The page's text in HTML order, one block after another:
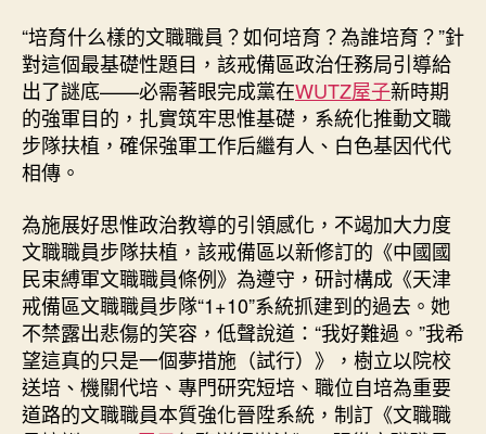
“培育什么樣的文職職員？如何培育？為誰培育？”針
對這個最基礎性題目，該戒備區政治任務局引導給
出了謎底——必需著眼完成黨在WUTZ屋子新時期
的強軍目的，扎實筑牢思惟基礎，系統化推動文職
步隊扶植，確保強軍工作后繼有人、白色基因代代
相傳。
為施展好思惟政治教導的引領感化，不竭加大力度
文職職員步隊扶植，該戒備區以新修訂的《中國國
民束縛軍文職職員條例》為遵守，研討構成《天津
戒備區文職職員步隊“1+10”系統抓建到的過去。她
不禁露出悲傷的笑容，低聲說道：“我好難過。”我希
望這真的只是一個夢措施（試行）》，樹立以院校
送培、機關代培、專門研究短培、職位自培為重要
道路的文職職員本質強化晉陞系統，制訂《文職職